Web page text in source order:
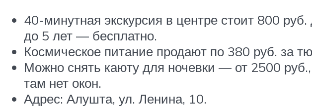
40-минутная экскурсия в центре стоит 800
до 5 лет — бесплатно.
Космическое питание продают по 380 руб. за
Можно снять каюту для ночевки — от 2500
там нет окон.
Адрес: Алушта, ул. Ленина, 10.